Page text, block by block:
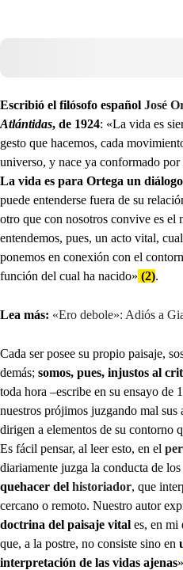
Escribió el filósofo español José
Atlántidas, de 1924: «La vida es
gesto que hacemos, cada
universo, y nace ya conformado por
La vida es para Ortega un
puede entenderse fuera de su
otro que con nosotros convive es el
entendemos, pues, un acto vital,
ponemos en conexión con el
función del cual ha nacido» (2).
Lea más: «Ero debole»: Adiós a
Cada ser posee su propio paisaje,
demás; somos, pues, injustos al
toda hora –escribe en su ensayo de
nuestros prójimos juzgando mal sus
dirigen a elementos de su contorno
Es fácil pensar, al leer esto, en el
diariamente juzga la conducta de
quehacer del historiador, que
cercano o remoto. Nuestro autor
doctrina del paisaje vital es, en mi
que, a la postre, no consiste sino en
interpretación de las vidas ajenas»